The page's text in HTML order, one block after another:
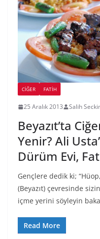
CIĞER FATIH
25 Aralık 2013 Salih
Beyazıt’ta
Yenir? Ali
Dürüm Evi,
Gençlere dedik ki;
(Beyazıt) çevresinde
içme yerini söyleyin
Read More